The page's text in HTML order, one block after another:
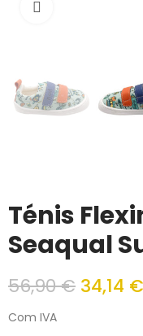
Ténis
Seaqual
56,90 € 34,14 €
Com IVA